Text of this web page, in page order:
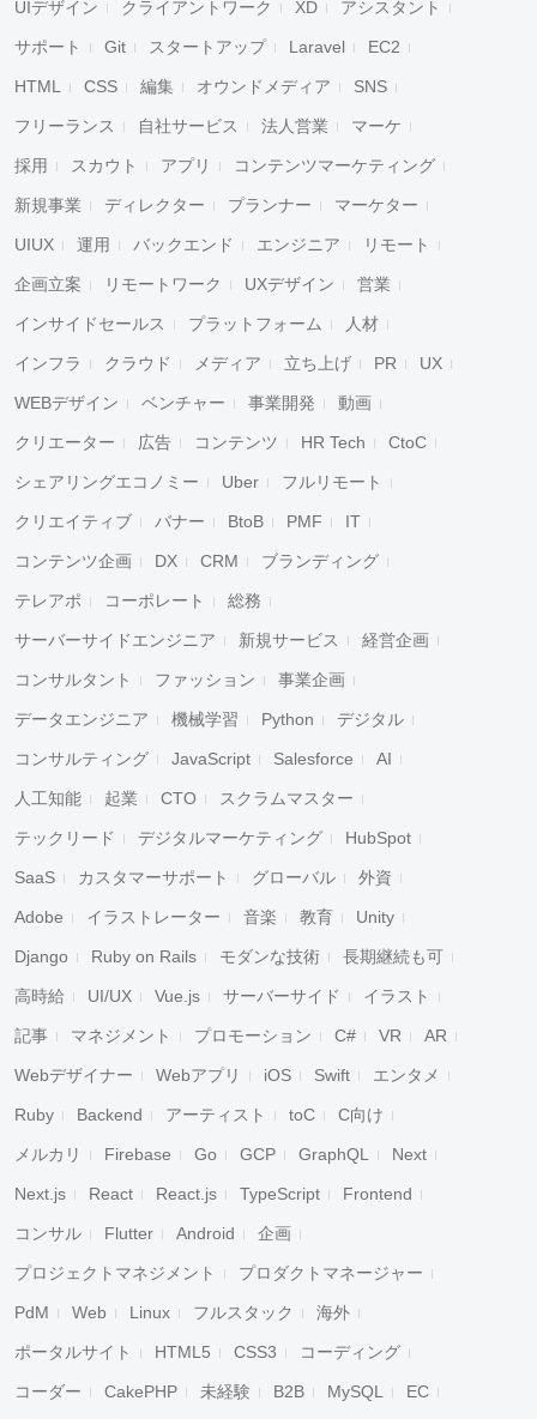
UIデザイン クライアントワーク XD アシスタント
サポート Git スタートアップ Laravel EC2
HTML CSS 編集 オウンドメディア SNS
フリーランス 自社サービス 法人営業 マーケ
採用 スカウト アプリ コンテンツマーケティング
新規事業 ディレクター プランナー マーケター
UIUX 運用 バックエンド エンジニア リモート
企画立案 リモートワーク UXデザイン 営業
インサイドセールス プラットフォーム 人材
インフラ クラウド メディア 立ち上げ PR UX
WEBデザイン ベンチャー 事業開発 動画
クリエーター 広告 コンテンツ HR Tech CtoC
シェアリングエコノミー Uber フルリモート
クリエイティブ バナー BtoB PMF IT
コンテンツ企画 DX CRM ブランディング
テレアポ コーポレート 総務
サーバーサイドエンジニア 新規サービス 経営企画
コンサルタント ファッション 事業企画
データエンジニア 機械学習 Python デジタル
コンサルティング JavaScript Salesforce AI
人工知能 起業 CTO スクラムマスター
テックリード デジタルマーケティング HubSpot
SaaS カスタマーサポート グローバル 外資
Adobe イラストレーター 音楽 教育 Unity
Django Ruby on Rails モダンな技術 長期継続も可
高時給 UI/UX Vue.js サーバーサイド イラスト
記事 マネジメント プロモーション C# VR AR
Webデザイナー Webアプリ iOS Swift エンタメ
Ruby Backend アーティスト toC C向け
メルカリ Firebase Go GCP GraphQL Next
Next.js React React.js TypeScript Frontend
コンサル Flutter Android 企画
プロジェクトマネジメント プロダクトマネージャー
PdM Web Linux フルスタック 海外
ポータルサイト HTML5 CSS3 コーディング
コーダー CakePHP 未経験 B2B MySQL EC